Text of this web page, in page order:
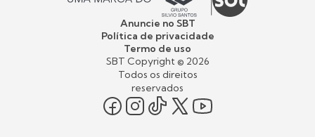
Anuncie no SBT
Política de privacidade
Termo de uso
SBT Copyright © 2026
Todos os direitos
reservados